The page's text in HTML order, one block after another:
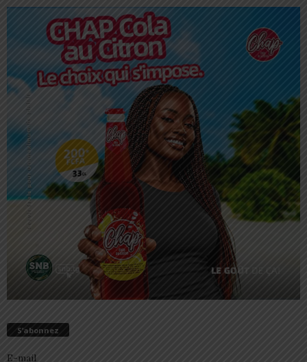
S’abonnez
E-mail